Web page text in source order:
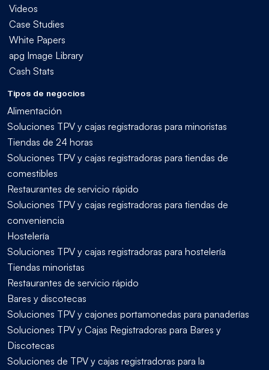
Videos
Case Studies
White Papers
apg Image Library
Cash Stats
Tipos de negocios
Alimentación
Soluciones TPV y cajas registradoras para minoristas
Tiendas de 24 horas
Soluciones TPV y cajas registradoras para tiendas de
comestibles
Restaurantes de servicio rápido
Soluciones TPV y cajas registradoras para tiendas de
conveniencia
Hostelería
Soluciones TPV y cajas registradoras para hostelería
Tiendas minoristas
Restaurantes de servicio rápido
Bares y discotecas
Soluciones TPV y cajones portamonedas para panaderías
Soluciones TPV y Cajas Registradoras para Bares y
Discotecas
Soluciones de TPV y cajas registradoras para la